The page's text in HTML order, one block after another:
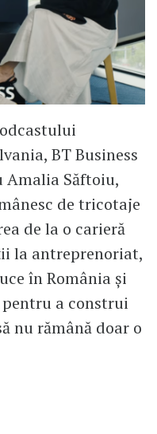
BT Business
Amalia Săftoiu,
de tricotaje
de la o carieră
la antreprenoriat,
în România și
pentru a construi
nu rămână doar o